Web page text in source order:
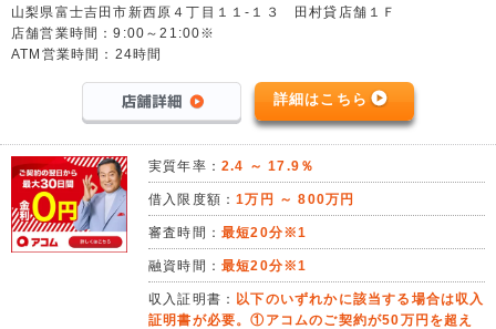
山梨県富士吉田市新西原４丁目１１-１３ 田村貸店舗１Ｆ
店舗営業時間：9:00～21:00※
ATM営業時間：24時間
詳細はこちら
実質年率： 2.4 ～ 17.9％
借入限度額：1万円 ～ 800万円
審査時間： 最短20分※1
融資時間： 最短20分※1
収入証明書： 以下のいずれかに該当する場合は収入
証明書が必要。①アコムのご契約が50万円を超え